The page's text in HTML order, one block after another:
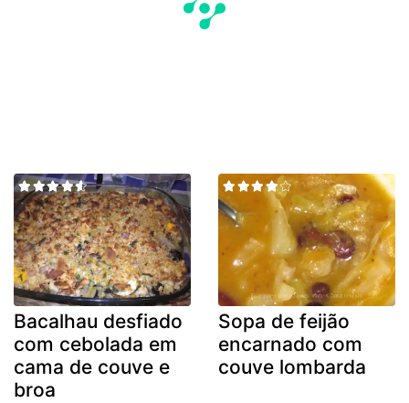
Bacalhau desfiado
com cebolada em
cama de couve e
broa
Sopa de feijão
encarnado com
couve lombarda